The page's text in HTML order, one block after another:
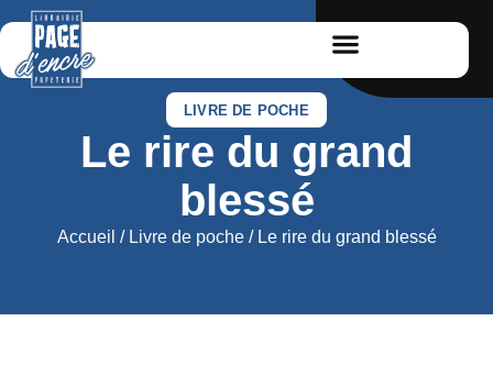
LIVRE DE POCHE
Le rire du grand
blessé
Accueil / Livre de poche/ Le rire du grand blessé